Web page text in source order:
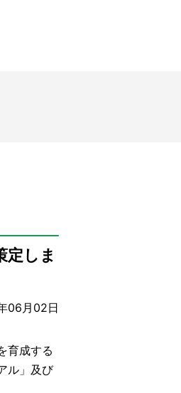
定しま
06月02日
育成する
ル」及び